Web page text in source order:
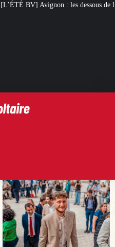
de Raphaël Arnault Un